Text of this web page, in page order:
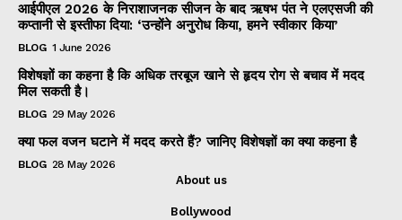
आईपीएल 2026 के निराशाजनक सीजन के बाद ऋषभ पंत ने एलएसजी की
कप्तानी से इस्तीफा दिया: ‘उन्होंने अनुरोध किया, हमने स्वीकार किया’
BLOG 1 June 2026
विशेषज्ञों का कहना है कि अधिक तरबूज खाने से हृदय रोग से बचाव में मदद
मिल सकती है।
BLOG 29 May 2026
क्या फल वजन घटाने में मदद करते हैं? जानिए विशेषज्ञों का क्या कहना है
BLOG 28 May 2026
About us
Bollywood